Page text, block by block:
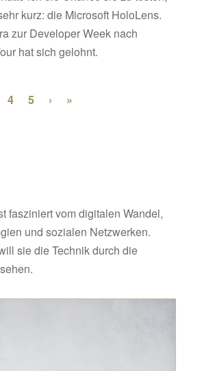
kurz: die Microsoft HoloLens.
zur Developer Week nach
hat sich gelohnt.
4 5 › »
fasziniert vom digitalen Wandel,
und sozialen Netzwerken.
sie die Technik durch die